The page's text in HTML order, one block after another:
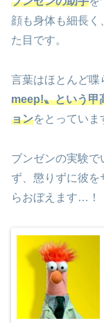
顔も身体も細長く
た目です。
言葉はほとんど喋
meep!〟という甲
ョンをとっていま
ブンゼンの実験で
ず、懲りずに彼を
らおぼえます…！